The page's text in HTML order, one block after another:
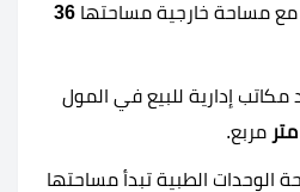
مع مساحة خارجية مساحتها 36
مكاتب إدارية للبيع في المول
مربع.
الوحدات الطبية تبدأ مساحتها